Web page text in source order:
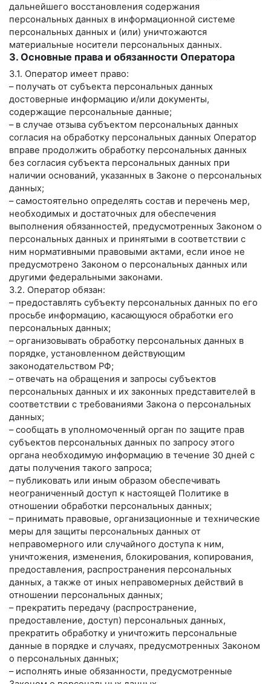
дальнейшего восстановления содержания
персональных данных в информационной системе
персональных данных и (или) уничтожаются
материальные носители персональных данных.
3. Основные права и обязанности Оператора
3.1. Оператор имеет право:
– получать от субъекта персональных данных
достоверные информацию и/или документы,
содержащие персональные данные;
– в случае отзыва субъектом персональных данных
согласия на обработку персональных данных Оператор
вправе продолжить обработку персональных данных
без согласия субъекта персональных данных при
наличии оснований, указанных в Законе о персональных
данных;
– самостоятельно определять состав и перечень мер,
необходимых и достаточных для обеспечения
выполнения обязанностей, предусмотренных Законом о
персональных данных и принятыми в соответствии с
ним нормативными правовыми актами, если иное не
предусмотрено Законом о персональных данных или
другими федеральными законами.
3.2. Оператор обязан:
– предоставлять субъекту персональных данных по его
просьбе информацию, касающуюся обработки его
персональных данных;
– организовывать обработку персональных данных в
порядке, установленном действующим
законодательством РФ;
– отвечать на обращения и запросы субъектов
персональных данных и их законных представителей в
соответствии с требованиями Закона о персональных
данных;
– сообщать в уполномоченный орган по защите прав
субъектов персональных данных по запросу этого
органа необходимую информацию в течение 30 дней с
даты получения такого запроса;
– публиковать или иным образом обеспечивать
неограниченный доступ к настоящей Политике в
отношении обработки персональных данных;
– принимать правовые, организационные и технические
меры для защиты персональных данных от
неправомерного или случайного доступа к ним,
уничтожения, изменения, блокирования, копирования,
предоставления, распространения персональных
данных, а также от иных неправомерных действий в
отношении персональных данных;
– прекратить передачу (распространение,
предоставление, доступ) персональных данных,
прекратить обработку и уничтожить персональные
данные в порядке и случаях, предусмотренных Законом
о персональных данных;
– исполнять иные обязанности, предусмотренные